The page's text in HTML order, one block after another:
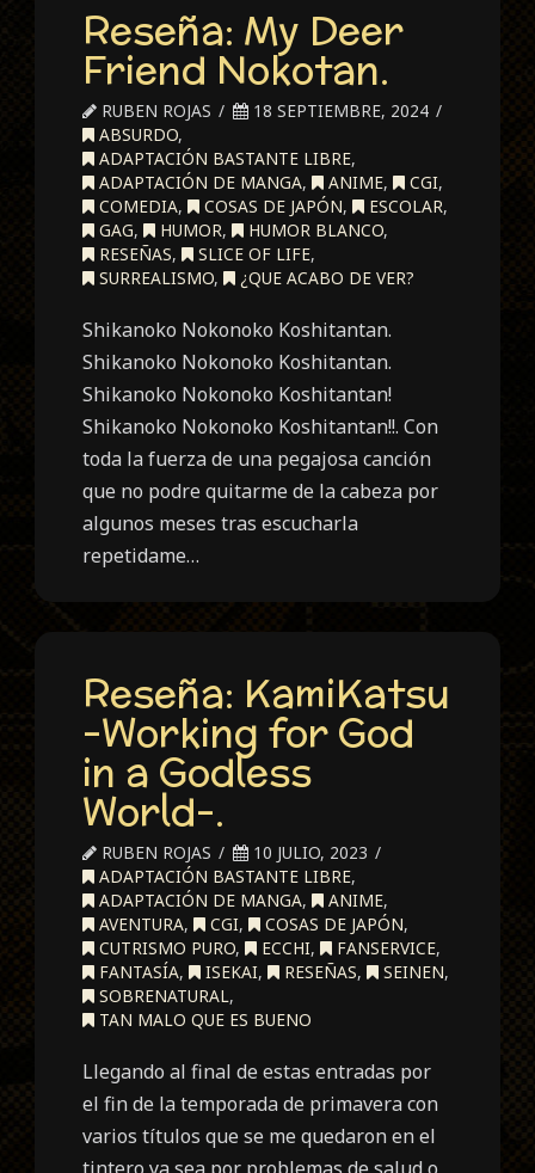
Reseña: My Deer
Friend Nokotan.
RUBEN ROJAS
18 SEPTIEMBRE, 2024
ABSURDO,
ADAPTACIÓN BASTANTE LIBRE,
ADAPTACIÓN DE MANGA, ANIME, CGI,
COMEDIA, COSAS DE JAPÓN, ESCOLAR,
GAG, HUMOR, HUMOR BLANCO,
RESEÑAS, SLICE OF LIFE,
SURREALISMO, ¿QUE ACABO DE VER?
Shikanoko Nokonoko Koshitantan.
Shikanoko Nokonoko Koshitantan.
Shikanoko Nokonoko Koshitantan!
Shikanoko Nokonoko Koshitantan!!. Con
toda la fuerza de una pegajosa canción
que no podre quitarme de la cabeza por
algunos meses tras escucharla
repetidame…
Reseña: KamiKatsu
-Working for God
in a Godless
World-.
RUBEN ROJAS
10 JULIO, 2023
ADAPTACIÓN BASTANTE LIBRE,
ADAPTACIÓN DE MANGA, ANIME,
AVENTURA, CGI, COSAS DE JAPÓN,
CUTRISMO PURO, ECCHI, FANSERVICE,
FANTASÍA, ISEKAI, RESEÑAS, SEINEN,
SOBRENATURAL,
TAN MALO QUE ES BUENO
Llegando al final de estas entradas por
el fin de la temporada de primavera con
varios títulos que se me quedaron en el